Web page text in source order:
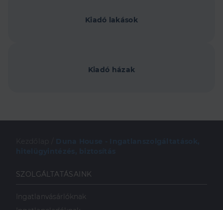
Kiadó lakások
Kiadó házak
SZOLGÁLTATÁSAINK
Ingatlanvásárlóknak